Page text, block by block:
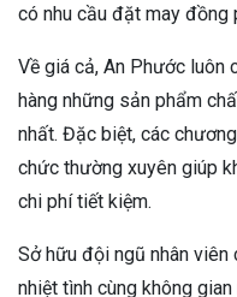
có nhu cầu đặt may đồng
Về giá cả, An Phước luôn
hàng những sản phẩm
nhất. Đặc biệt, các
chức thường xuyên giúp
chi phí tiết kiệm.
Sở hữu đội ngũ nhân viên
nhiệt tình cùng không